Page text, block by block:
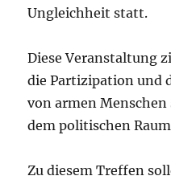
Ungleichheit statt.
Diese Veranstaltung
die Partizipation und
von armen
dem politischen
Zu diesem Treffen